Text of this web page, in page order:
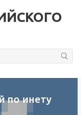
по инету